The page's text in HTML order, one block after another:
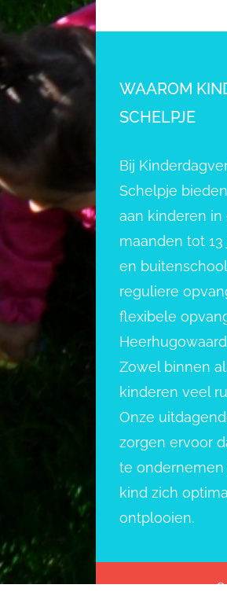
WAAROM
SCHELPJE
Bij
Schelpje
aan kinderen
maanden tot
en
reguliere
flexibele
Zowel binnen
kinderen veel
Onze
zorgen ervoor
te ondernemen
kind zich
ontplooien.